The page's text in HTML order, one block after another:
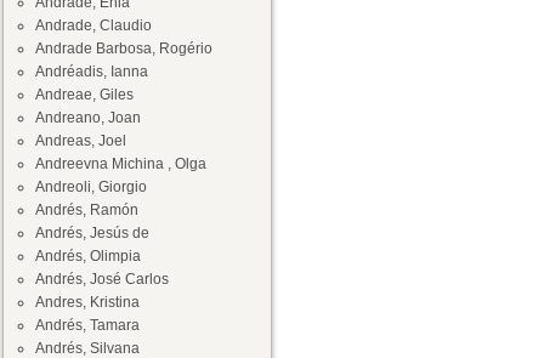
Andrade, Claudio
Andrade Barbosa, Rogério
Andréadis, Ianna
Andreae, Giles
Andreano, Joan
Andreas, Joel
Andreevna Michina , Olga
Andreoli, Giorgio
Andrés, Ramón
Andrés, Jesús de
Andrés, Olimpia
Andrés, José Carlos
Andres, Kristina
Andrés, Tamara
Andrés, Silvana